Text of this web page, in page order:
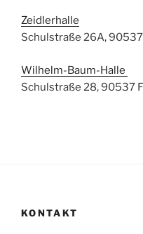
Zeidlerhalle
Schulstraße 26A,
Wilhelm-Baum-Halle
Schulstraße 28, 90537
KONTAKT